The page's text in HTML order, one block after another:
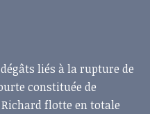
liés à la rupture de
constituée de
flotte en totale